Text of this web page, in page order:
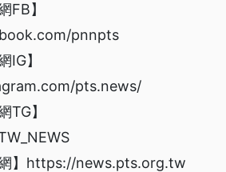
FB】
pnnpts
IG】
pts.news/
TG】
】https://news.pts.org.tw